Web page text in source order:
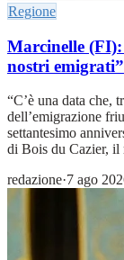
Regione
Marcinelle
nostri emigrati”
“C’è una data che,
dell’emigrazione
settantesimo
di Bois du Cazier,
redazione·7 ago